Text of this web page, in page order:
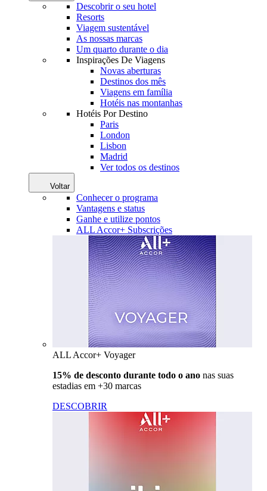
Descobrir o seu hotel
Resorts
Viagem sustentável
As nossas marcas
Um quarto durante o dia
Inspirações De Viagens
Novas aberturas
Destinos dos mês
Viagens em família
Hotéis nas montanhas
Hotéis Por Destino
Paris
London
Lisbon
Madrid
Ver todos os destinos
Voltar
Conhecer o programa
Vantagens e status
Ganhe e utilize pontos
ALL Accor+ Subscrições
ALL Accor+ Voyager
15% de desconto durante todo o ano nas suas
estadias em +30 marcas
DESCOBRIR